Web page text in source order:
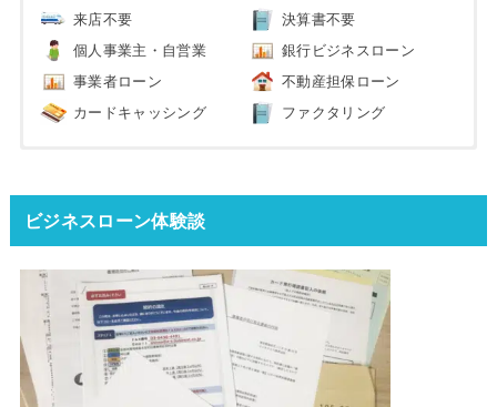
来店不要 決算書不要
個人事業主・自営業 銀行ビジネスローン
事業者ローン 不動産担保ローン
カードキャッシング ファクタリング
ビジネスローン体験談